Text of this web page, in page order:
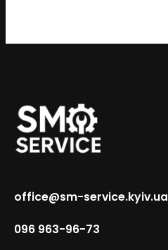
office@sm-service.kyiv.ua
096 963-96-73